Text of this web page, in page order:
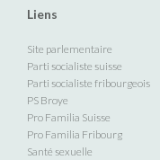
Liens
Site parlementaire
Parti socialiste suisse
Parti socialiste fribourgeois
PS Broye
Pro Familia Suisse
Pro Familia Fribourg
Santé sexuelle